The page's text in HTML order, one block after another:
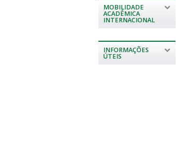
MOBILIDADE
ACADÊMICA
INTERNACIONAL
INFORMAÇÕES
ÚTEIS